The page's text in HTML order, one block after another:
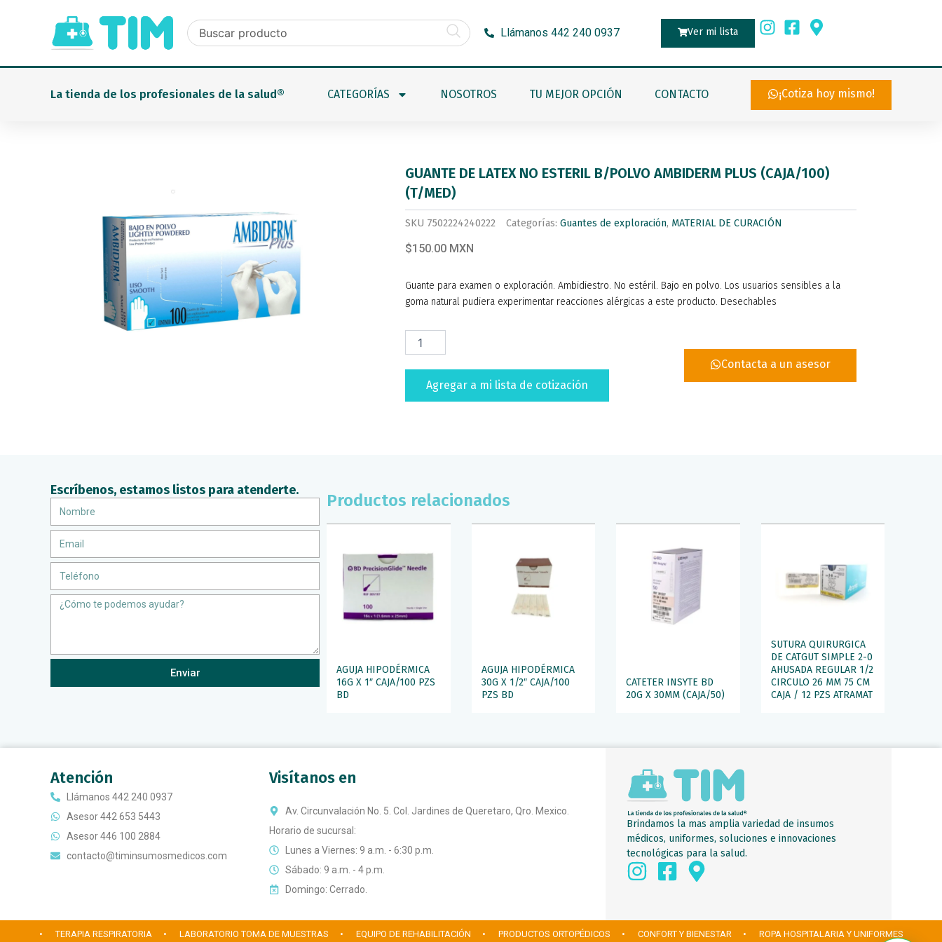
contenido
Llámanos 442 240 0937 Ver mi lista
La tienda de los profesionales de la salud® CATEGORÍAS NOSOTROS TU MEJOR OPCIÓN CONTACTO ¡Cotiza hoy mismo!
GUANTE DE LATEX NO ESTERIL B/POLVO AMBIDERM PLUS (CAJA/100)
(T/MED)
SKU 7502224240222 Categorías: Guantes de exploración, MATERIAL DE CURACIÓN
$150.00 MXN
Guante para examen o exploración. Ambidiestro. No estéril. Bajo en polvo. Los usuarios sensibles a la
goma natural pudiera experimentar reacciones alérgicas a este producto. Desechables
GUANTE
ESTERIL
B/POLVO
Agregar a mi lista de cotización
Contacta a un asesor
Escríbenos, estamos listos para atenderte.
Message
Enviar
Productos relacionados
AGUJA HIPODÉRMICA
16G X 1″ CAJA/100 PZS
BD
AGUJA HIPODÉRMICA
30G X 1/2″ CAJA/100
PZS BD
CATETER INSYTE BD
20G X 30MM (CAJA/50)
SUTURA QUIRURGICA
DE CATGUT SIMPLE 2-0
AHUSADA REGULAR 1/2
CIRCULO 26 MM 75 CM
CAJA / 12 PZS ATRAMAT
Atención
Llámanos 442 240 0937
Asesor 442 653 5443
Asesor 446 100 2884
contacto@timinsumosmedicos.com
Visítanos en
Av. Circunvalación No. 5. Col. Jardines de Queretaro, Qro. Mexico.
Horario de sucursal:
Lunes a Viernes: 9 a.m. - 6:30 p.m.
Sábado: 9 a.m. - 4 p.m.
Domingo: Cerrado.
Brindamos la mas amplia variedad de insumos
médicos, uniformes, soluciones e innovaciones
tecnológicas para la salud.
• TERAPIA RESPIRATORIA • LABORATORIO TOMA DE MUESTRAS • EQUIPO DE REHABILITACIÓN • PRODUCTOS ORTOPÉDICOS • CONFORT Y BIENESTAR • ROPA HOSPITALARIA Y UNIFORMES